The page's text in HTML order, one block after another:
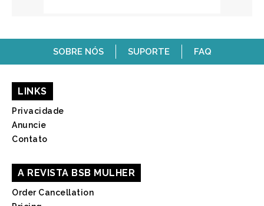
SOBRE NÓS SUPORTE FAQ
LINKS
Privacidade
Anuncie
Contato
A REVISTA BSB MULHER
Order Cancellation